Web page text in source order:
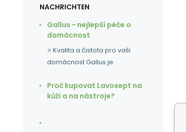
NACHRICHTEN
Gallus - nejlepší péče o
domácnost
⭐ Kvalita a čistota pro vaši
domácnost Gallus je
Proč kupovat Lavosept na
kůži a na nástroje?